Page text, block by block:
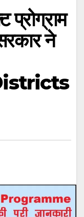
प्रोग्राम
ने